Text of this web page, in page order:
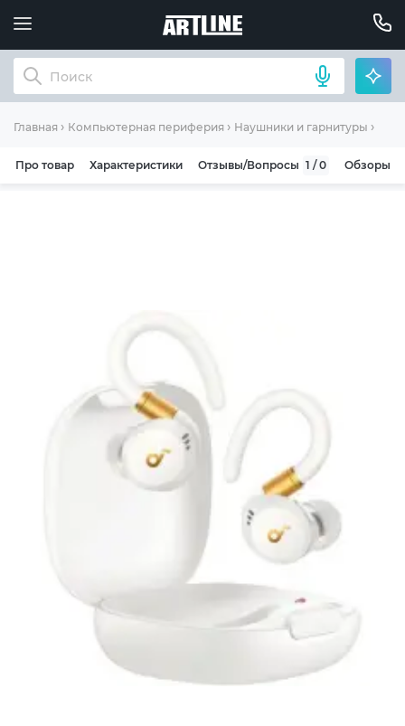
Главная Компьютерная периферия Наушники и гарнитуры
Про товар Характеристики Отзывы/Вопросы 1 / 0 Обзоры